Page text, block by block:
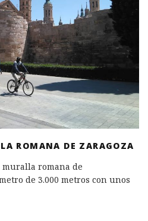
ROMANA DE ZARAGOZA
romana de
de 3.000 metros con unos